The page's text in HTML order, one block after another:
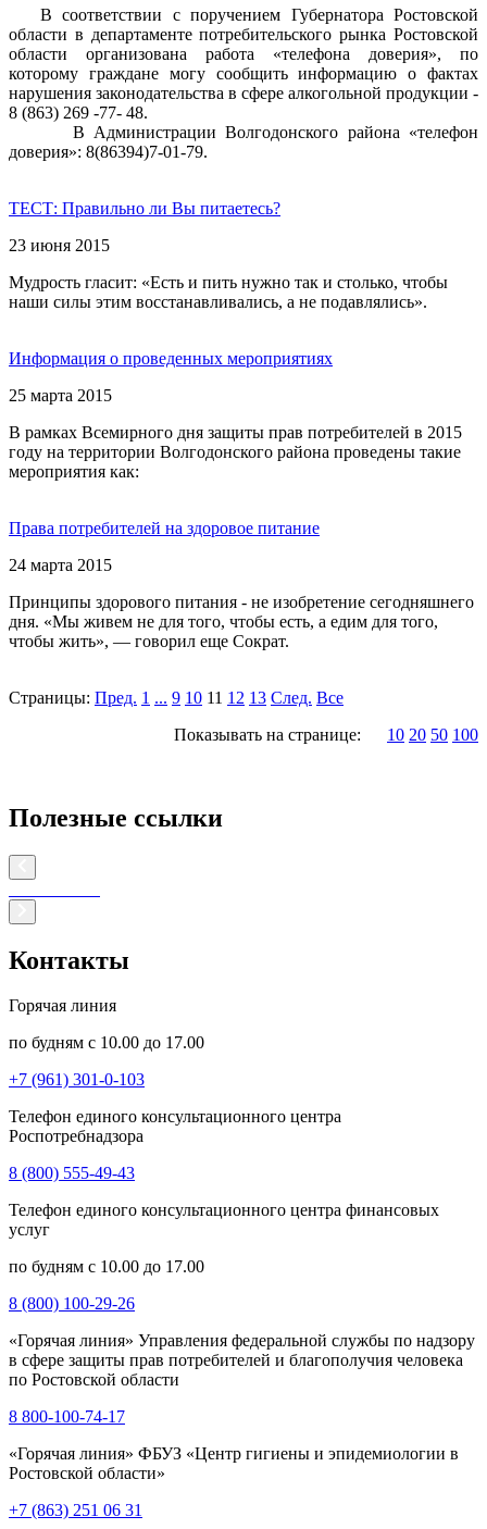
В соответствии с поручением Губернатора Ростовской
области в департаменте потребительского рынка Ростовской
области организована работа «телефона доверия», по
которому граждане могу сообщить информацию о фактах
нарушения законодательства в сфере алкогольной продукции -
8 (863) 269 -77- 48.
В Администрации Волгодонского района «телефон
доверия»: 8(86394)7-01-79.
ТЕСТ: Правильно ли Вы питаетесь?
23 июня 2015
Мудрость гласит: «Есть и пить нужно так и столько, чтобы
наши силы этим восстанавливались, а не подавлялись».
Информация о проведенных мероприятиях
25 марта 2015
В рамках Всемирного дня защиты прав потребителей в 2015
году на территории Волгодонского района проведены такие
мероприятия как:
Права потребителей на здоровое питание
24 марта 2015
Принципы здорового питания - не изобретение сегодняшнего
дня. «Мы живем не для того, чтобы есть, а едим для того,
чтобы жить», — говорил еще Сократ.
Страницы: Пред. 1 ... 9 10 11 12 13 След. Все
Показывать на странице:
10 20 50 100
Полезные ссылки
Контакты
Горячая линия
по будням с 10.00 до 17.00
+7 (961) 301-0-103
Телефон единого консультационного центра
Роспотребнадзора
8 (800) 555-49-43
Телефон единого консультационного центра финансовых
услуг
по будням с 10.00 до 17.00
8 (800) 100-29-26
«Горячая линия» Управления федеральной службы по надзору
в сфере защиты прав потребителей и благополучия человека
по Ростовской области
8 800-100-74-17
«Горячая линия» ФБУЗ «Центр гигиены и эпидемиологии в
Ростовской области»
+7 (863) 251 06 31